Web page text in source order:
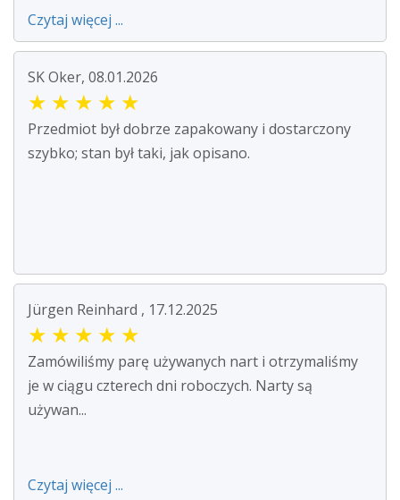
Czytaj więcej ...
SK Oker, 08.01.2026
★ ★ ★ ★ ★
Przedmiot był dobrze zapakowany i dostarczony
szybko; stan był taki, jak opisano.
Jürgen Reinhard , 17.12.2025
★ ★ ★ ★ ★
Zamówiliśmy parę używanych nart i otrzymaliśmy
je w ciągu czterech dni roboczych. Narty są
używan...
Czytaj więcej ...